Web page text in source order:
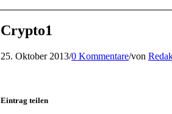
Crypto1
25. Oktober 2013/0 Kommentare/von
Eintrag teilen